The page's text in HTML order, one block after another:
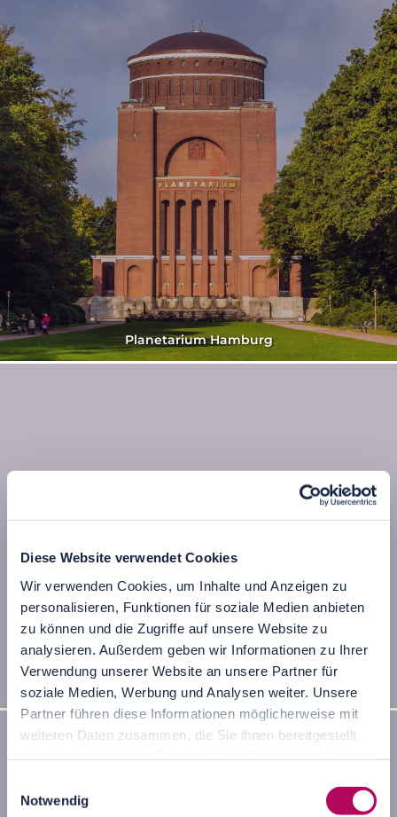
Diese Website verwendet Cookies
Wir verwenden Cookies, um Inhalte und Anzeigen zu
personalisieren, Funktionen für soziale Medien anbieten
zu können und die Zugriffe auf unsere Website zu
analysieren. Außerdem geben wir Informationen zu Ihrer
Verwendung unserer Website an unsere Partner für
soziale Medien, Werbung und Analysen weiter. Unsere
Partner führen diese Informationen möglicherweise mit
weiteren Daten zusammen, die Sie ihnen bereitgestellt
Notwendig
Planetarium Hamburg
Palais Trauttmansdorff in Wien